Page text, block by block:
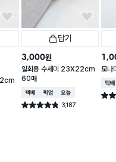
담기
3,000원
일회용 수세미 23X22cm
60매
택배배송매장픽업오늘배송
별점 4.8점 3,187
건 작성
모나
택배
별점